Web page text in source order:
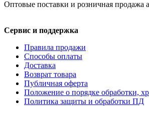
Оптовые поставки и розничная продажа
Сервис и поддержка
Правила продажи
Способы оплаты
Доставка
Возврат товара
Публичная оферта
Положение о порядке обработки,
Политика защиты и обработки ПД